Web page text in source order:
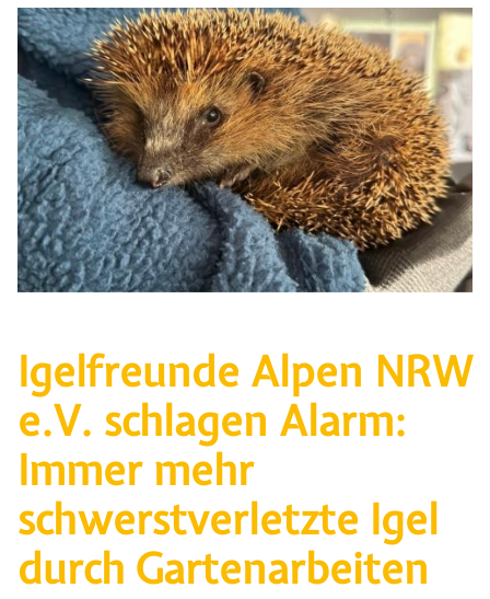
Igelfreunde Alpen NRW
e.V. schlagen Alarm:
Immer mehr
schwerstverletzte Igel
durch Gartenarbeiten